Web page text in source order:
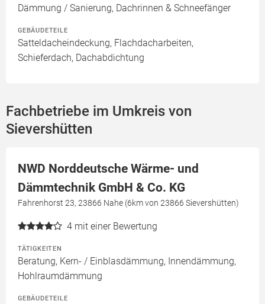
Dämmung / Sanierung, Dachrinnen & Schneefänger
GEBÄUDETEILE
Satteldacheindeckung, Flachdacharbeiten,
Schieferdach, Dachabdichtung
Fachbetriebe im Umkreis von
Sievershütten
NWD Norddeutsche Wärme- und
Dämmtechnik GmbH & Co. KG
Fahrenhorst 23, 23866 Nahe (6km von 23866 Sievershütten)
4 mit einer Bewertung
TÄTIGKEITEN
Beratung, Kern- / Einblasdämmung, Innendämmung,
Hohlraumdämmung
GEBÄUDETEILE